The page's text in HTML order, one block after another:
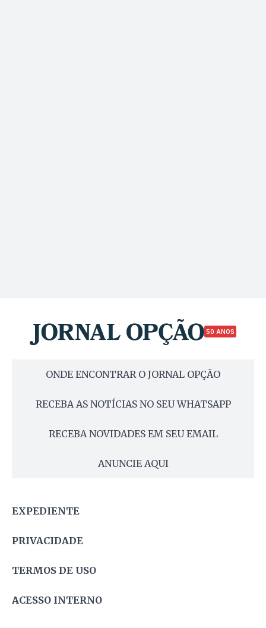
50 ANOS
ONDE ENCONTRAR O JORNAL OPÇÃO
RECEBA AS NOTÍCIAS NO SEU WHATSAPP
RECEBA NOVIDADES EM SEU EMAIL
ANUNCIE AQUI
EXPEDIENTE
PRIVACIDADE
TERMOS DE USO
ACESSO INTERNO